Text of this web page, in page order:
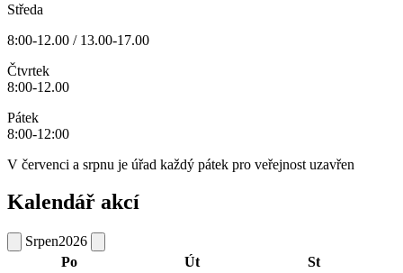
Středa
8:00-12.00 / 13.00-17.00
Čtvrtek
8:00-12.00
Pátek
8:00-12:00
V červenci a srpnu je úřad každý pátek pro veřejnost uzavřen
Kalendář akcí
Srpen2026
Po
Út
St